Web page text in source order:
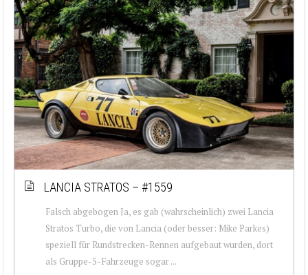
LANCIA STRATOS – #1559
Falsch abgebogen Ja, es gab (wahrscheinlich) zwei Lancia
Stratos Turbo, die von Lancia (oder besser: Mike Parkes)
speziell für Rundstrecken-Rennen aufgebaut wurden, dort
als Gruppe-5-Fahrzeuge sogar ...